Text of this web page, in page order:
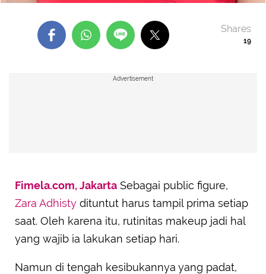
19
Shares
Advertisement
Fimela.com, Jakarta Sebagai public figure,
Zara Adhisty dituntut harus tampil prima setiap
saat. Oleh karena itu, rutinitas makeup jadi hal
yang wajib ia lakukan setiap hari.
Namun di tengah kesibukannya yang padat,